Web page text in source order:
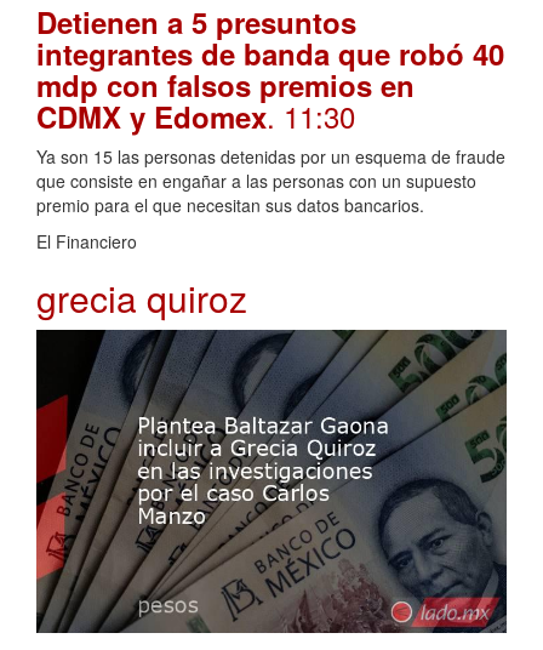
Detienen a 5 presuntos
integrantes de banda que robó 40
mdp con falsos premios en
CDMX y Edomex. 11:30
Ya son 15 las personas detenidas por un esquema de fraude
que consiste en engañar a las personas con un supuesto
premio para el que necesitan sus datos bancarios.
El Financiero
grecia quiroz